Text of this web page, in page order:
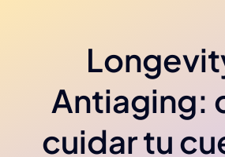
Antiaging:
cuidar tu